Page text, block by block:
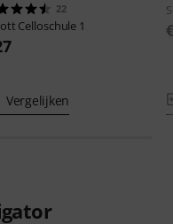
22
Celloschule 1
Vergelijken